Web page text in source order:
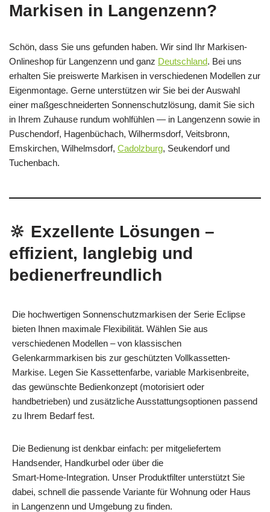
Markisen in Langenzenn?
Schön, dass Sie uns gefunden haben. Wir sind Ihr Markisen-
Onlineshop für Langenzenn und ganz Deutschland. Bei uns
erhalten Sie preiswerte Markisen in verschiedenen Modellen zur
Eigenmontage. Gerne unterstützen wir Sie bei der Auswahl
einer maßgeschneiderten Sonnenschutzlösung, damit Sie sich
in Ihrem Zuhause rundum wohlfühlen — in Langenzenn sowie in
Puschendorf, Hagenbüchach, Wilhermsdorf, Veitsbronn,
Emskirchen, Wilhelmsdorf, Cadolzburg, Seukendorf und
Tuchenbach.
🔆 Exzellente Lösungen –
effizient, langlebig und
bedienerfreundlich
Die hochwertigen Sonnenschutzmarkisen der Serie Eclipse
bieten Ihnen maximale Flexibilität. Wählen Sie aus
verschiedenen Modellen – von klassischen
Gelenkarmmarkisen bis zur geschützten Vollkassetten-
Markise. Legen Sie Kassettenfarbe, variable Markisenbreite,
das gewünschte Bedienkonzept (motorisiert oder
handbetrieben) und zusätzliche Ausstattungsoptionen passend
zu Ihrem Bedarf fest.
Die Bedienung ist denkbar einfach: per mitgeliefertem
Handsender, Handkurbel oder über die
Smart‑Home‑Integration. Unser Produktfilter unterstützt Sie
dabei, schnell die passende Variante für Wohnung oder Haus
in Langenzenn und Umgebung zu finden.